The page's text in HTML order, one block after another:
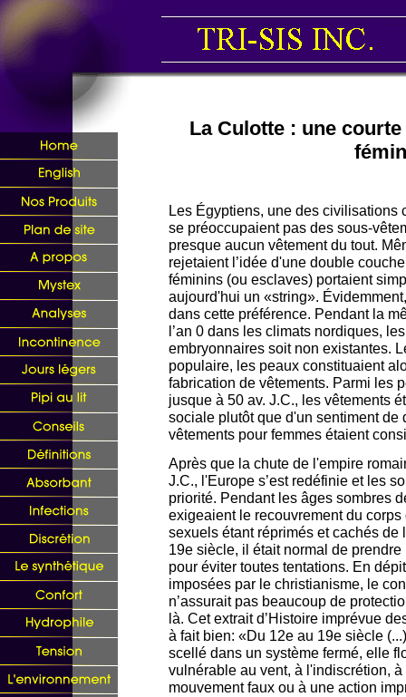
La Culotte : une
Les Égyptiens, une des civilisations
se préoccupaient pas des sous-
presque aucun vêtement du tout.
rejetaient l’idée d'une double
féminins (ou esclaves) portaient
aujourd'hui un «string».
dans cette préférence. Pendant la
l’an 0 dans les climats nordiques,
embryonnaires soit non existantes.
populaire, les peaux constituaient
fabrication de vêtements. Parmi les
jusque à 50 av. J.C., les vêtements
sociale plutôt que d'un sentiment de
vêtements pour femmes étaient
Après que la chute de l'empire
J.C., l'Europe s’est redéfinie et les
priorité. Pendant les âges sombres
exigeaient le recouvrement du
sexuels étant réprimés et cachés
19e siècle, il était normal de
pour éviter toutes tentations. En
imposées par le christianisme, le
n’assurait pas beaucoup de
là. Cet extrait d’Histoire imprévue
à fait bien: «Du 12e au 19e siècle
scellé dans un système fermé, elle
vulnérable au vent, à l'indiscrétion,
mouvement faux ou à une action